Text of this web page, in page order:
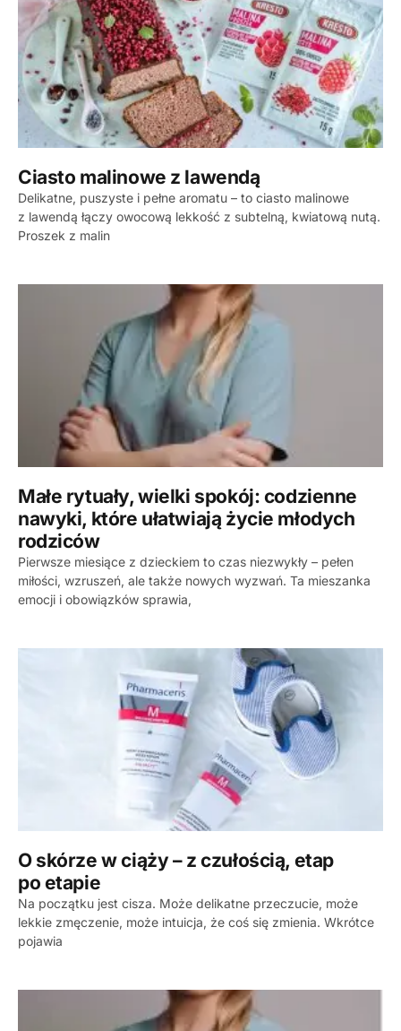
Ciasto malinowe z lawendą
Delikatne, puszyste i pełne aromatu – to ciasto malinowe
z lawendą łączy owocową lekkość z subtelną, kwiatową nutą.
Proszek z malin
Małe rytuały, wielki spokój: codzienne
nawyki, które ułatwiają życie młodych
rodziców
Pierwsze miesiące z dzieckiem to czas niezwykły – pełen
miłości, wzruszeń, ale także nowych wyzwań. Ta mieszanka
emocji i obowiązków sprawia,
O skórze w ciąży – z czułością, etap
po etapie
Na początku jest cisza. Może delikatne przeczucie, może
lekkie zmęczenie, może intuicja, że coś się zmienia. Wkrótce
pojawia